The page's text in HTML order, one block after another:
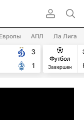
АПЛ Ла Лига
3
1
Футбол
Завершен